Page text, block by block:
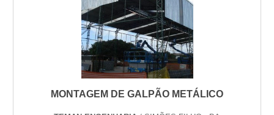
MONTAGEM DE GALPÃO METÁLICO